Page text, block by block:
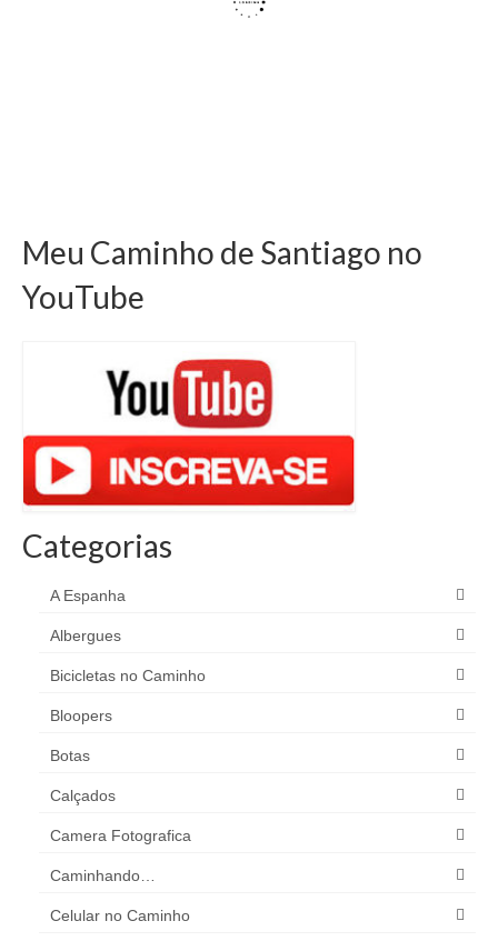
Meu Caminho de Santiago no
YouTube
Categorias
A Espanha
Albergues
Bicicletas no Caminho
Bloopers
Botas
Calçados
Camera Fotografica
Caminhando…
Celular no Caminho